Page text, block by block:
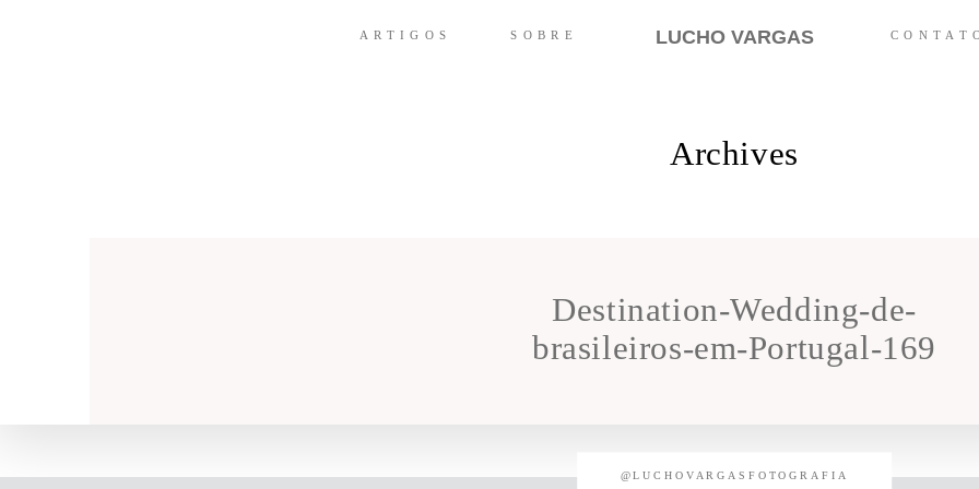
ARTIGOS SOBRE LUCHO VARGAS
Archives
Destination-Wedding-de-
brasileiros-em-Portugal-169
@LUCHOVARGASFOTOGRAFIA